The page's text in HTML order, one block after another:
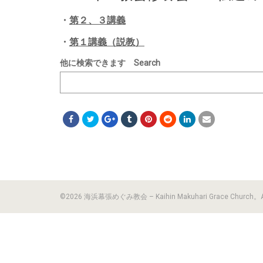
・ 第２、３講義
・ 第１講義（説教）
他に検索できます Search
©2026 海浜幕張めぐみ教会 – Kaihin Makuhari Grace Church